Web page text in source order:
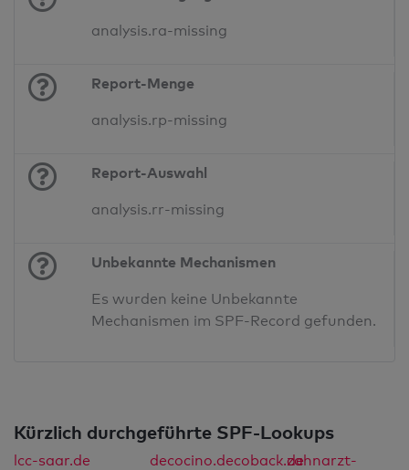
analysis.ra-missing
Report-Menge
analysis.rp-missing
Report-Auswahl
analysis.rr-missing
Unbekannte Mechanismen
Es wurden keine Unbekannte
Mechanismen im SPF-Record gefunden.
Kürzlich durchgeführte SPF-Lookups
lcc-saar.de decocino.decoback.dezahnarzt-